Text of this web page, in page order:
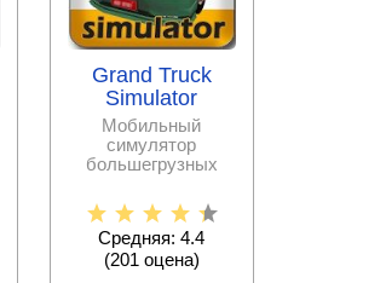
Grand Truck
Simulator
Мобильный
симулятор
большегрузных
Средняя: 4.4
(201 оценa)